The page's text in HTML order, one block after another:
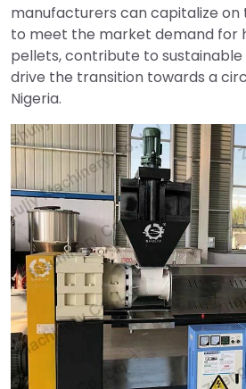
manufacturers can capitalize on
to meet the market demand for
pellets, contribute to
drive the transition towards a
Nigeria.